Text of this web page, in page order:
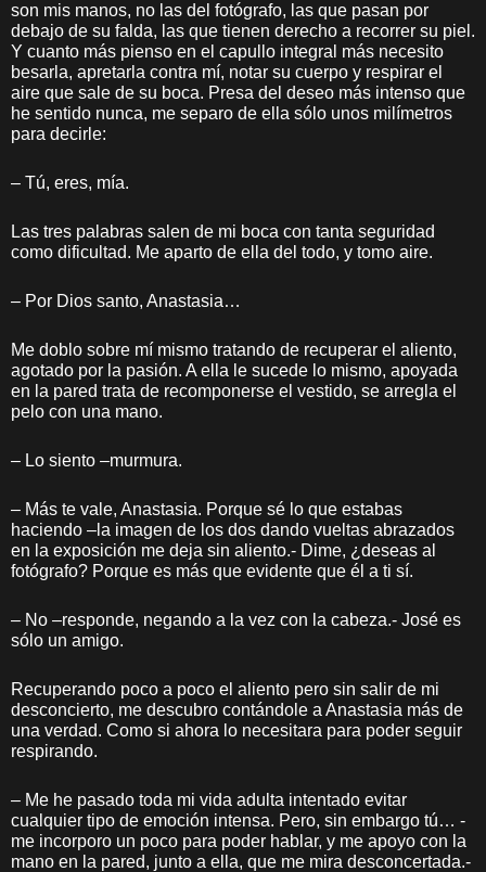
son mis manos, no las del fotógrafo, las que pasan por
debajo de su falda, las que tienen derecho a recorrer su piel.
Y cuanto más pienso en el capullo integral más necesito
besarla, apretarla contra mí, notar su cuerpo y respirar el
aire que sale de su boca. Presa del deseo más intenso que
he sentido nunca, me separo de ella sólo unos milímetros
para decirle:
– Tú, eres, mía.
Las tres palabras salen de mi boca con tanta seguridad
como dificultad. Me aparto de ella del todo, y tomo aire.
– Por Dios santo, Anastasia…
Me doblo sobre mí mismo tratando de recuperar el aliento,
agotado por la pasión. A ella le sucede lo mismo, apoyada
en la pared trata de recomponerse el vestido, se arregla el
pelo con una mano.
– Lo siento –murmura.
– Más te vale, Anastasia. Porque sé lo que estabas
haciendo –la imagen de los dos dando vueltas abrazados
en la exposición me deja sin aliento.- Dime, ¿deseas al
fotógrafo? Porque es más que evidente que él a ti sí.
– No –responde, negando a la vez con la cabeza.- José es
sólo un amigo.
Recuperando poco a poco el aliento pero sin salir de mi
desconcierto, me descubro contándole a Anastasia más de
una verdad. Como si ahora lo necesitara para poder seguir
respirando.
– Me he pasado toda mi vida adulta intentado evitar
cualquier tipo de emoción intensa. Pero, sin embargo tú… -
me incorporo un poco para poder hablar, y me apoyo con la
mano en la pared, junto a ella, que me mira desconcertada.-